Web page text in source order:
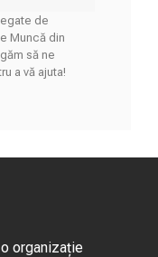
de
Muncă din
să ne
a vă ajuta!
organizație